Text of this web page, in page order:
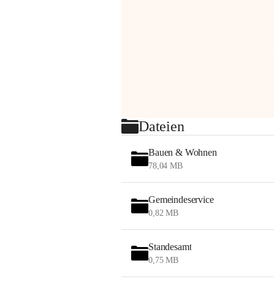
Dateien
Bauen & Wohnen
78,04 MB
Gemeindeservice
0,82 MB
Standesamt
0,75 MB